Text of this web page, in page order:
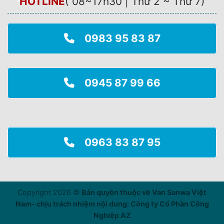
0983 95 83 87
0945 87 99 66
0963 83 87 95
Copyright 2026 © Bản quyền thuộc về Van Sanwa Việt
Nam- chịu trách nhiệm nội dung: Công ty Cổ Phần Công
Nghiệp AZ